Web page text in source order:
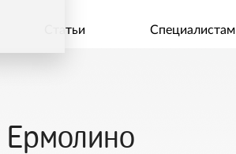
Статьи Специалистам